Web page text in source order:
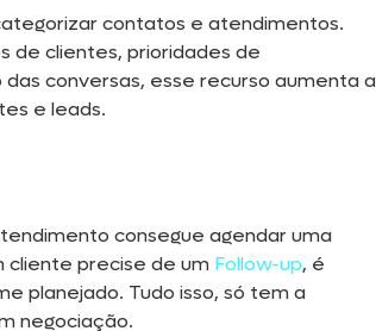
contatos e atendimentos.
de clientes, prioridades de
conversas, esse recurso aumenta a
e leads.
consegue agendar uma
cliente precise de um Follow-up, é
planejado. Tudo isso, só tem a
negociação.